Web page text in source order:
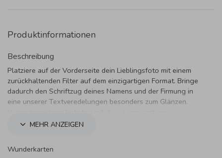
Produktinformationen
Beschreibung
Platziere auf der Vorderseite dein Lieblingsfoto mit einem
zurückhaltenden Filter auf dem einzigartigen Format. Bringe
dadurch den Schriftzug deines Namens und der Firmung in
eine unserer Textveredelungen besonders zum Glänzen.
Einladungskarte.
MEHR ANZEIGEN
Wunderkarten